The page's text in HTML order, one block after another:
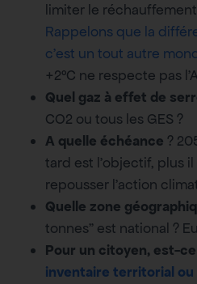
limiter le réchauffement
Rappelons que la
c’est un tout autre
+2°C ne respecte pas
Quel gaz à effet de
CO2 ou tous les GES ?
A quelle échéance ?
tard est l’objectif, plus
repousser l’action
Quelle zone
tonnes” est national ?
Pour un citoyen, est-
inventaire territorial